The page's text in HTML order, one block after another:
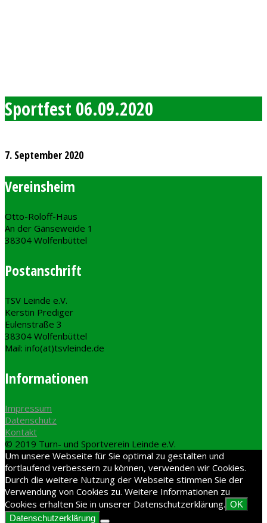
Sportfest 06.09.2020
7. September 2020
Vereinsheim
Otto-Roloff-Haus
An der Gänseweide 1
38304 Wolfenbüttel
Postanschrift
TSV Leinde e.V.
Kerstin Prediger
Eulenstraße 3
38304 Wolfenbüttel
Mail: info(at)tsvleinde.de
Informationen
Impressum
Datenschutz
Kontakt
© 2019 Turn- und Sportverein Leinde e.V.
Um unsere Webseite für Sie optimal zu gestalten und
fortlaufend verbessern zu können, verwenden wir Cookies.
Durch die weitere Nutzung der Webseite stimmen Sie der
Verwendung von Cookies zu. Weitere Informationen zu
Cookies erhalten Sie in unserer Datenschutzerklärung. OK
Datenschutzerklärung